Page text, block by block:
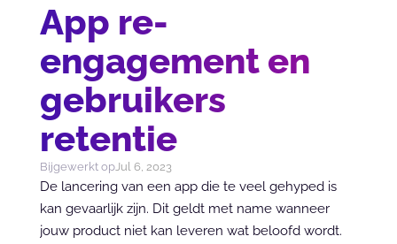
App re-
engagement en
gebruikers
retentie
Bijgewerkt opJul 6, 2023
De lancering van een app die te veel gehyped is
kan gevaarlijk zijn. Dit geldt met name wanneer
jouw product niet kan leveren wat beloofd wordt.